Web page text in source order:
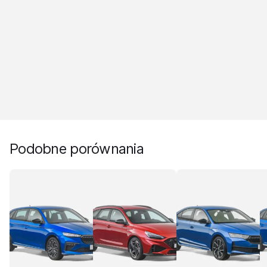
Podobne porównania